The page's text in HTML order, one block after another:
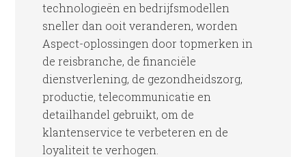
technologieën en bedrijfsmodellen
sneller dan ooit veranderen, worden
Aspect-oplossingen door topmerken in
de reisbranche, de financiële
dienstverlening, de gezondheidszorg,
productie, telecommunicatie en
detailhandel gebruikt, om de
klantenservice te verbeteren en de
loyaliteit te verhogen.